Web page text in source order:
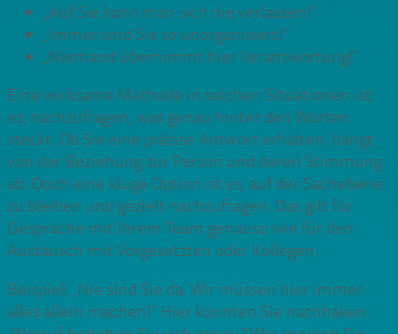
„Auf Sie kann man sich nie verlassen!“
„Immer sind Sie so unorganisiert!“
„Niemand übernimmt hier Verantwortung!“
Eine wirksame Methode in solchen Situationen ist
es, nachzufragen, was genau hinter den Worten
steckt. Ob Sie eine präzise Antwort erhalten, hängt
von der Beziehung zur Person und deren Stimmung
ab. Doch eine kluge Option ist es, auf der Sachebene
zu bleiben und gezielt nachzufragen. Das gilt für
Gespräche mit Ihrem Team genauso wie für den
Austausch mit Vorgesetzten oder Kollegen.
Beispiel: „Nie sind Sie da. Wir müssen hier immer
alles allein machen!“ Hier könnten Sie nachhaken: